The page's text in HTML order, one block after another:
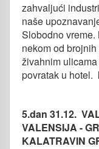
zahvaljući
naše
Slobodno vreme.
nekom od
živahnim
povratak u hotel.
5.dan 31.12.
VALENSIJA -
KALATRAVIN